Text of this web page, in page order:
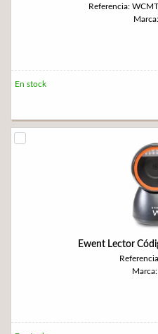
Referencia:
En stock
Ewent Lector